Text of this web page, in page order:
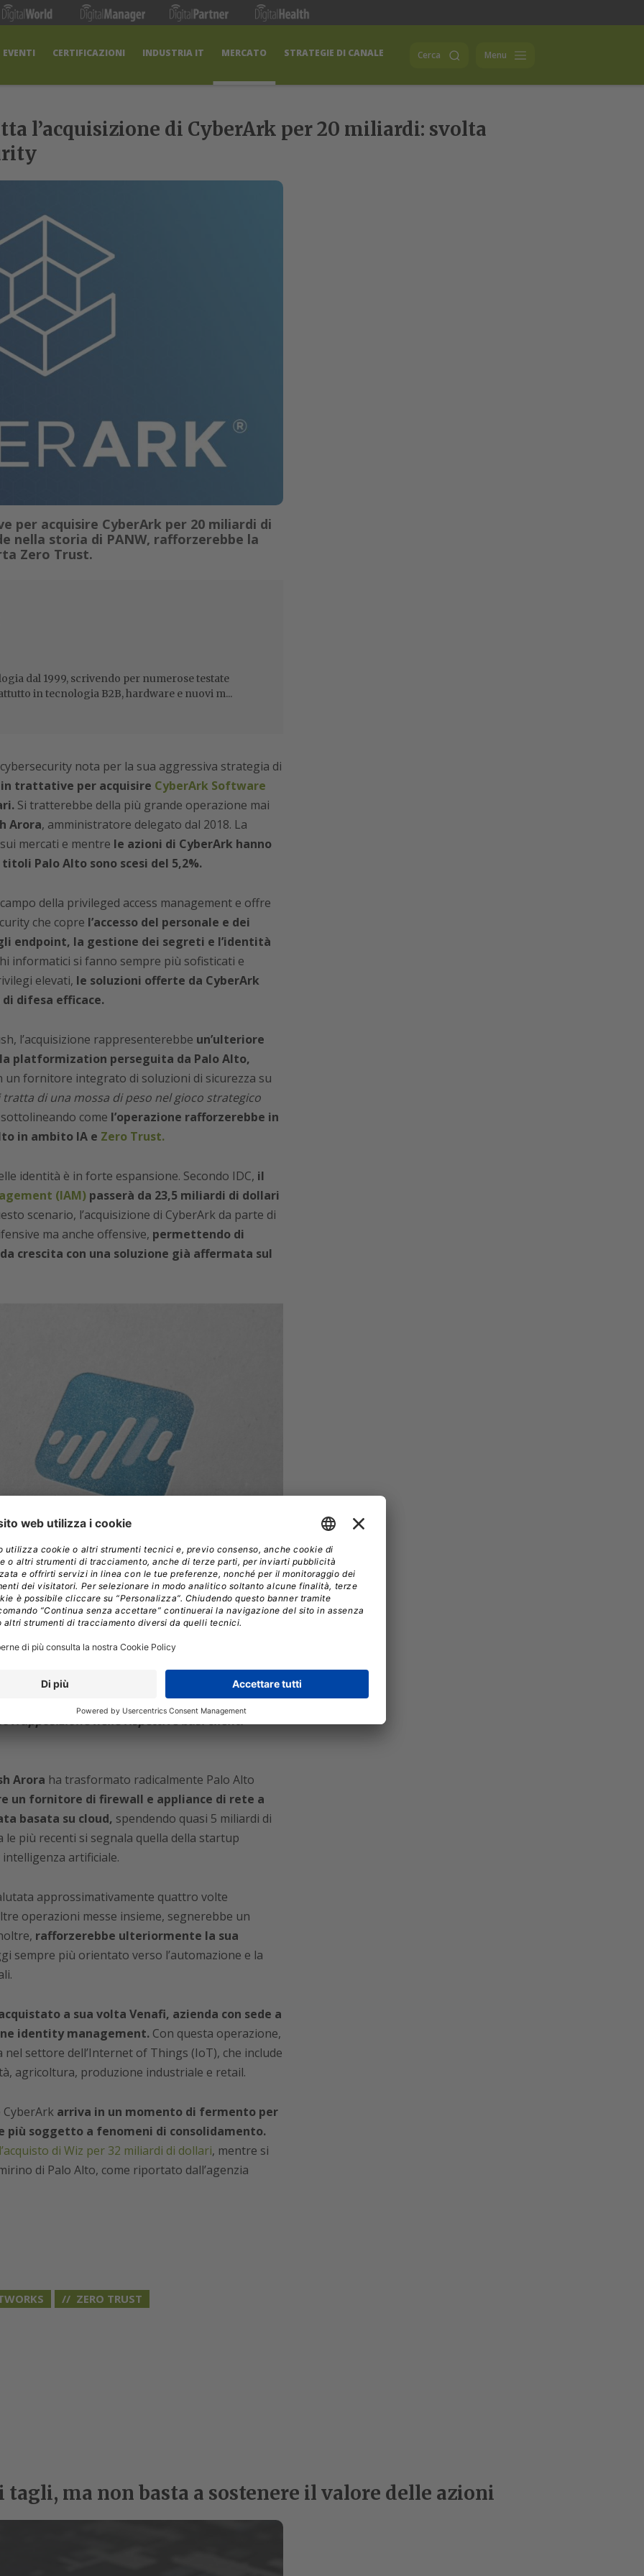
EVENTI CERTIFICAZIONI INDUSTRIA IT MERCATO STRATEGIE DI CANALE Cerca Menu
l’acquisizione di CyberArk per 20 miliardi: svolta
acquisire CyberArk per 20 miliardi di
nella storia di PANW, rafforzerebbe la
Zero Trust.
dal 1999, scrivendo per numerose testate
in tecnologia B2B, hardware e nuovi m...
nota per la sua aggressiva strategia di
trattative per acquisire CyberArk Software
Si tratterebbe della più grande operazione mai
Arora, amministratore delegato dal 2018. La
mercati e mentre le azioni di CyberArk hanno
Palo Alto sono scesi del 5,2%.
della privileged access management e offre
che copre l’accesso del personale e dei
endpoint, la gestione dei segreti e l’identità
informatici si fanno sempre più sofisticati e
elevati, le soluzioni offerte da CyberArk
difesa efficace.
l’acquisizione rappresenterebbe un’ulteriore
platformization perseguita da Palo Alto,
un fornitore integrato di soluzioni di sicurezza su
tratta di una mossa di peso nel gioco strategico
come l’operazione rafforzerebbe in
in ambito IA e Zero Trust.
identità è in forte espansione. Secondo IDC, il
(IAM)passerà da 23,5 miliardi di dollari
scenario, l’acquisizione di CyberArk da parte di
ma anche offensive, permettendo di
crescita con una soluzione già affermata sul
vede l’operazione con favore:
le capacità IA di Palo Alto, amplierebbe
identitario completo e
creerebbe significative
nelle rispettive basi clienti
Arora ha trasformato radicalmente Palo Alto
un fornitore di firewall e appliance di rete a
basata su cloud, spendendo quasi 5 miliardi di
più recenti si segnala quella della startup
artificiale.
approssimativamente quattro volte
operazioni messe insieme, segnerebbe un
rafforzerebbe ulteriormente la sua
sempre più orientato verso l’automazione e la
a sua volta Venafi, azienda con sede a
identity management.Con questa operazione,
settore dell’Internet of Things (IoT), che include
agricoltura, produzione industriale e retail.
arriva in un momento di fermento per
più soggetto a fenomeni di consolidamento.
l’acquisto di Wiz per 32 miliardi di dollari, mentre si
di Palo Alto, come riportato dall’agenzia
ZERO TRUST
ma non basta a sostenere il valore delle azioni